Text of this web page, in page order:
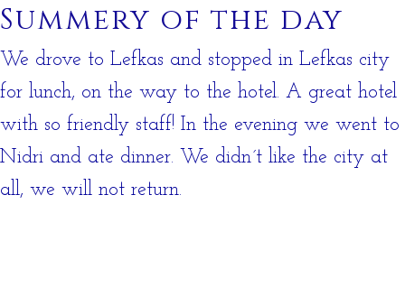
Summery of the day
We drove to Lefkas and stopped in Lefkas city
for lunch, on the way to the hotel. A great hotel
with so friendly staff! In the evening we went to
Nidri and ate dinner. We didn´t like the city at
all, we will not return.